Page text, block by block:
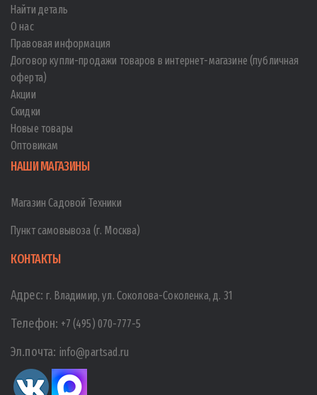
Найти деталь
О нас
Правовая информация
Договор купли-продажи товаров в интернет-магазине (публичная
оферта)
Акции
Скидки
Новые товары
Оптовикам
НАШИ МАГАЗИНЫ
Магазин Садовой Техники
Пункт самовывоза (г. Москва)
КОНТАКТЫ
Адрес:г. Владимир, ул. Соколова-Соколенка, д. 31
Телефон: +7 (495) 070-777-5
Эл.почта: info@partsad.ru